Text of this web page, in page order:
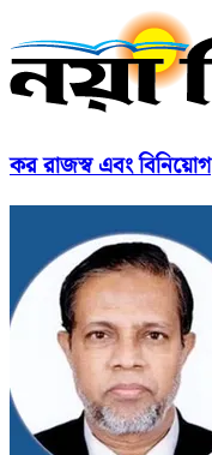
কর রাজস্ব এবং বিনিয়োগ